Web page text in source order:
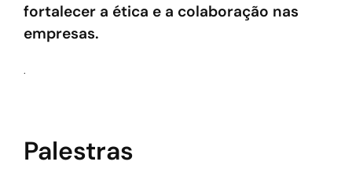
fortalecer a ética e a colaboração nas
empresas.
.
Palestras